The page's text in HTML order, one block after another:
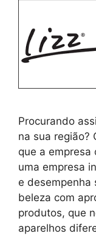
Procurando
na sua região?
que a empresa
uma empresa
e desempenha
beleza com
produtos, que
aparelhos